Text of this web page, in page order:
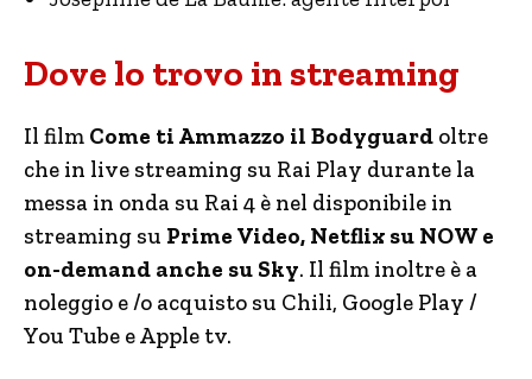
Dove lo trovo in streaming
Il film Come ti Ammazzo il Bodyguard oltre
che in live streaming su Rai Play durante la
messa in onda su Rai 4 è nel disponibile in
streaming su Prime Video, Netflix su NOW e
on-demand anche su Sky. Il film inoltre è a
noleggio e /o acquisto su Chili, Google Play /
You Tube e Apple tv.